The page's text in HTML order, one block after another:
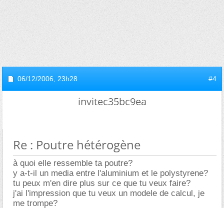
06/12/2006, 23h28 #4
invitec35bc9ea
Re : Poutre hétérogène
à quoi elle ressemble ta poutre?
y a-t-il un media entre l'aluminium et le polystyrene?
tu peux m'en dire plus sur ce que tu veux faire?
j'ai l'impression que tu veux un modele de calcul, je
me trompe?